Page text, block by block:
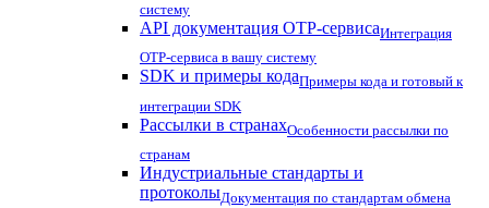
систему
API документация OTP-сервисаИнтеграция
OTP-сервиса в вашу систему
SDK и примеры кодаПримеры кода и готовый к
интеграции SDK
Рассылки в странахОсобенности рассылки по
странам
Индустриальные стандарты и
протоколыДокументация по стандартам обмена